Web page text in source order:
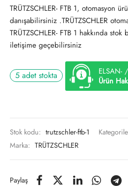
TRÜTZSCHLER- FTB 1, otomasyon
danışabilirsiniz .TRÜTZSCHLER
TRÜTZSCHLER- FTB 1 hakkında
iletişime geçebilirsiniz
5 adet stokta
ELSAN-
Ürün
Stok kodu: trutzschler-ftb-1
Marka: TRÜTZSCHLER
Paylaş